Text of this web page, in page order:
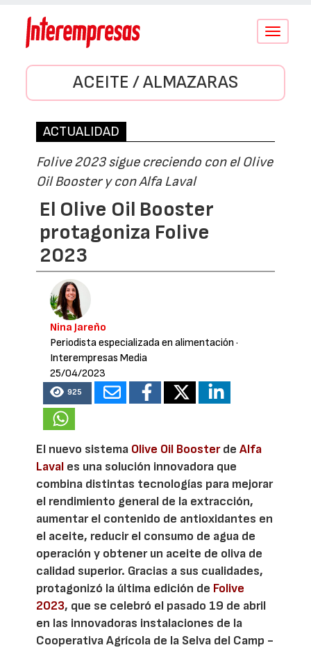
Conmutar
ACEITE / ALMAZARAS
ACTUALIDAD
Folive 2023 sigue creciendo con el Olive
Oil Booster y con Alfa Laval
El Olive Oil Booster
protagoniza Folive
2023
Nina Jareño
Periodista especializada en alimentación ·
Interempresas Media
25/04/2023
925
El nuevo sistema Olive Oil BoosterdeAlfa
Laval es una solución innovadora que
combina distintas tecnologías para mejorar
el rendimiento general de la extracción,
aumentar el contenido de antioxidantes en
el aceite, reducir el consumo de agua de
operación y obtener un aceite de oliva de
calidad superior. Gracias a sus cualidades,
protagonizó la última edición de Folive
2023, que se celebró el pasado 19 de abril
en las innovadoras instalaciones de la
Cooperativa Agrícola de la Selva del Camp -